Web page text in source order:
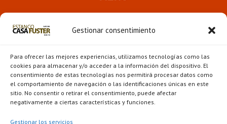
Gestionar consentimiento
Para ofrecer las mejores experiencias, utilizamos tecnologías como las
cookies para almacenar y/o acceder a la información del dispositivo. El
consentimiento de estas tecnologías nos permitirá procesar datos como
el comportamiento de navegación o las identificaciones únicas en este
sitio. No consentir o retirar el consentimiento, puede afectar
negativamente a ciertas características y funciones.
Gestionar los servicios
HIJO
Novedades
Escaparate